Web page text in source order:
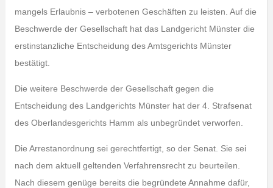
mangels Erlaubnis – verbotenen Geschäften zu leisten. Auf die
Beschwerde der Gesellschaft hat das Landgericht Münster die
erstinstanzliche Entscheidung des Amtsgerichts Münster
bestätigt.
Die weitere Beschwerde der Gesellschaft gegen die
Entscheidung des Landgerichts Münster hat der 4. Strafsenat
des Oberlandesgerichts Hamm als unbegründet verworfen.
Die Arrestanordnung sei gerechtfertigt, so der Senat. Sie sei
nach dem aktuell geltenden Verfahrensrecht zu beurteilen.
Nach diesem genüge bereits die begründete Annahme dafür,